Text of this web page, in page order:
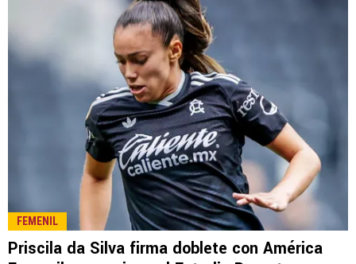
FEMENIL
Priscila da Silva firma doblete con América